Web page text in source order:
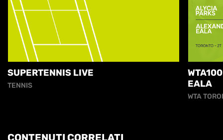
SUPERTENNIS LIVE
TENNIS
EALA
WTA